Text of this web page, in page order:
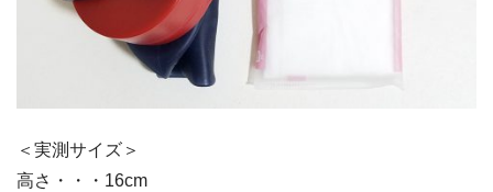
＜実測サイズ＞
高さ・・・16cm